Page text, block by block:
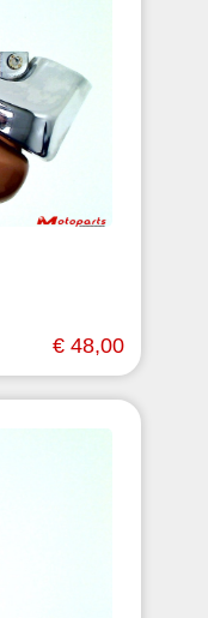
€ 48,00